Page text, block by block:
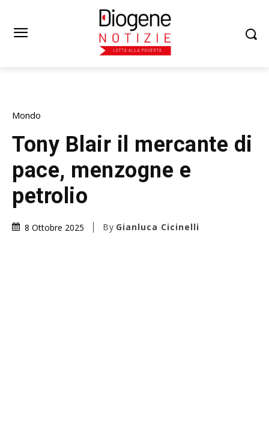
Mondo
Tony Blair il mercante di
pace, menzogne e
petrolio
8 Ottobre 2025 By Gianluca Cicinelli